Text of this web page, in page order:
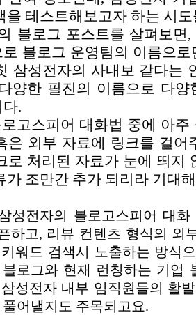
을 테스트해보고자 하는 시
블로그 포스트를 살펴보면,
로 블로그 운영팀의 이름으
삼성전자의 사내보 같다는
양한 필진의 이름으로 다
다.
고스피어 대화법 중에 아
은 외부 자료에 링크를 걸어
로 처리된 자료가 눈에 띄지
가 조만간 추가 되리라 기대
성전자의 블로고스피어 대
하고, 리뷰 컨텐츠 형식의 외
워드 검색시 노출하는 방식
로그와 현재 런칭하는 기업
성전자 내부 임직원들의 활
어낼지도 주목되고요.